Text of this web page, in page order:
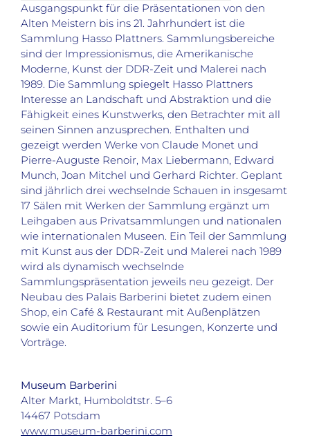
Ausgangspunkt für die Präsentationen von den
Alten Meistern bis ins 21. Jahrhundert ist die
Sammlung Hasso Plattners. Sammlungsbereiche
sind der Impressionismus, die Amerikanische
Moderne, Kunst der DDR-Zeit und Malerei nach
1989. Die Sammlung spiegelt Hasso Plattners
Interesse an Land­schaft und Abstraktion und die
Fähigkeit eines Kunstwerks, den Betrachter mit all
seinen Sinnen anzusprechen. Enthalten und
gezeigt werden Werke von Claude Monet und
Pierre-Auguste Renoir, Max Liebermann, Edward
Munch, Joan Mitchel und Gerhard Richter. Geplant
sind jährlich drei wechselnde Schauen in insgesamt
17 Sälen mit Werken der Sammlung ergänzt um
Leihgaben aus Privatsammlungen und nationalen
wie internationalen Museen. Ein Teil der Sammlung
mit Kunst aus der DDR-Zeit und Malerei nach 1989
wird als dynamisch wechselnde
Sammlungspräsentation jeweils neu gezeigt. Der
Neubau des Palais Barberini bietet zudem einen
Shop, ein Café & Restaurant mit Außenplätzen
sowie ein Auditorium für Lesungen, Konzerte und
Vorträge.
Museum Barberini
Alter Markt, Humboldtstr. 5–6
14467 Potsdam
www.museum-barberini.com